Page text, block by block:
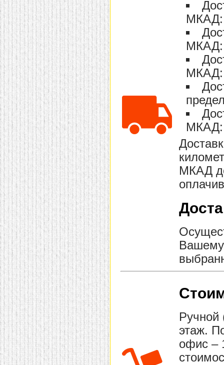
домашнем использовании.
Эта мебель имеет
некоторые преимущества
перед той же стенкой для
гостиной, к примеру,
поскольку она более
легкая и не загромождает
пространство. В спальне
этот предмет можно
поставить у изголовья
кровати, чтобы заполнить
пустующее там
место. Также стеллажи
очень часто используют в
качестве разграничителей
комнаты, например, на
рабочую зону и
пространство для отдыха.
Особенно это актуально
для однокомнатных
квартир.
МКАД:
МКАД:
МКАД:
МКАД:
МКАД
Вашему
Ручной
этаж.
офис –